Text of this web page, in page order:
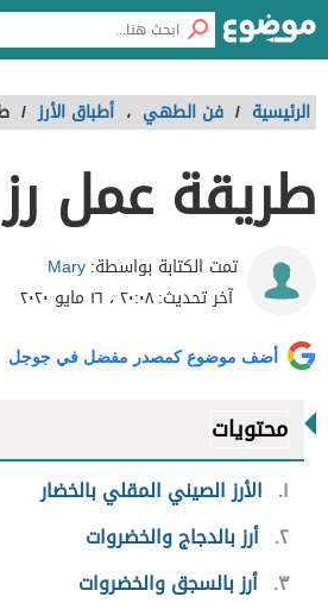
الرئيسية / فن الطهي ، أطباق الأرز /
طريقة عمل
تمت الكتابة بواسطة:Mary
آخر تحديث:٢٠:٠٨ ، ١٦ مايو ٢٠٢٠
أضف موضوع كمصدر مفضل في جوجل
محتويات
١
الأرز الصيني المقلي بالخضار
٢ أرز بالدجاج والخضروات
٣ أرز بالسجق والخضروات